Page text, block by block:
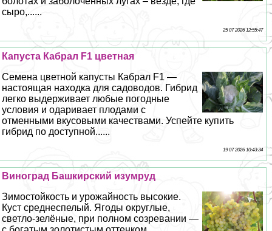
сыро,......
25 07 2026 12:55:47
Капуста Кабрал F1 цветная
Семена цветной капусты Кабрал F1 —
настоящая находка для садоводов. Гибрид
легко выдерживает любые погодные
условия и одаривает плодами с
отменными вкусовыми качествами. Успейте купить
гибрид по доступной......
19 07 2026 10:43:34
Виноград Башкирский изумруд
Зимостойкость и урожайность высокие.
Куст среднеспелый. Ягоды округлые,
светло-зелёные, при полном созревании —